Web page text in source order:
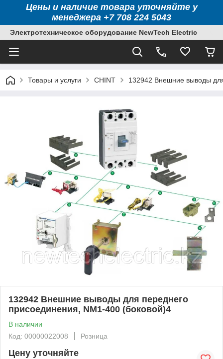
Цены и наличие товара уточняйте у
менеджера +7 708 224 5043
Электротехническое оборудование NewTech Electric
Товары и услуги CHINT 132942 Внешние выводы
132942 Внешние выводы для переднего
присоединения, NM1-400 (боковой)4
В наличии
Код: 00000022008
Розница
Цену уточняйте